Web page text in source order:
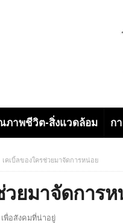
ภาพชีวิต-สิ่งแวดล้อม ก
เคเบิ้ลของใครช่วยมาจัดการหน่อย
วยมาจัดการ
พื่อสังคมที่น่าอยู่